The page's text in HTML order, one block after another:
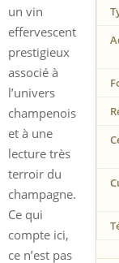
un vin
effervescent
prestigieux
associé à
l’univers
champenois
et à une
lecture très
terroir du
champagne.
Ce qui
compte ici,
ce n’est pas